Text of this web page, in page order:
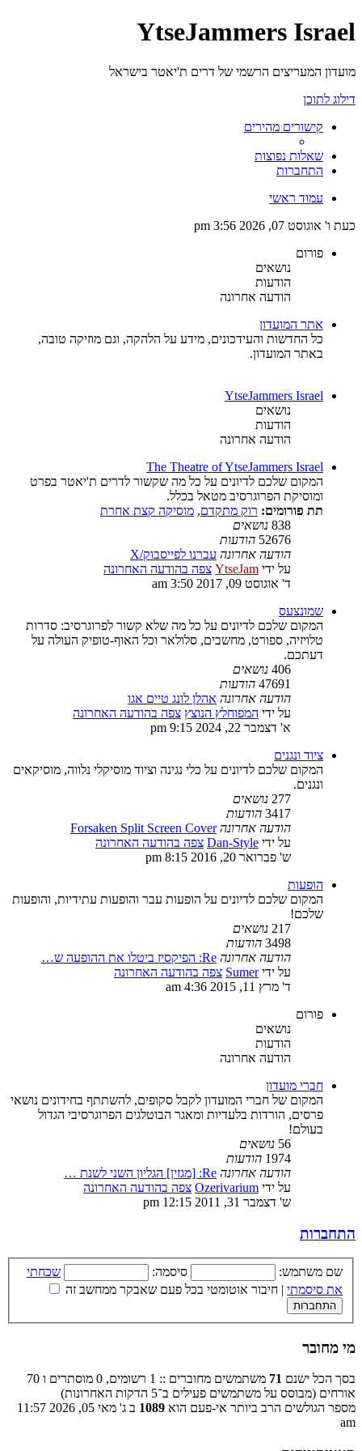
YtseJammers Israel
מועדון המעריצים הרשמי של דרים ת'יאטר בישראל
דילוג לתוכן
קישורים מהירים
שאלות נפוצות
התחברות
עמוד ראשי
כעת ו' אוגוסט 07, 2026 3:56 pm
פורום
נושאים
הודעות
הודעה אחרונה
אתר המועדון
כל החדשות והעידכונים, מידע על הלהקה, וגם מוזיקה טובה,
באתר המועדון.
YtseJammers Israel
נושאים
הודעות
הודעה אחרונה
The Theatre of YtseJammers Israel
המקום שלכם לדיונים על כל מה שקשור לדרים ת'יאטר בפרט
ומוסיקת הפרוגרסיב מטאל בכלל.
תת פורומים: רוק מתקדם, מוסיקה קצת אחרת
838 נושאים
52676 הודעות
הודעה אחרונה עברנו לפייסבוק/X
על ידי YtseJam צפה בהודעה האחרונה
ד' אוגוסט 09, 2017 3:50 am
שמונצעס
המקום שלכם לדיונים על כל מה שלא קשור לפרוגרסיב: סדרות
טלויזיה, ספורט, מחשבים, סלולאר וכל האוף-טופיק העולה על
דעתכם.
406 נושאים
47691 הודעות
הודעה אחרונה אהלן לונג טיים אגו
על ידי המפוחלץ הנוצץ צפה בהודעה האחרונה
א' דצמבר 22, 2024 9:15 pm
ציוד ונגנים
המקום שלכם לדיונים על כלי נגינה וציוד מוסיקלי נלווה, מוסיקאים
ונגנים.
277 נושאים
3417 הודעות
הודעה אחרונה Forsaken Split Screen Cover
על ידי Dan-Style צפה בהודעה האחרונה
ש' פברואר 20, 2016 8:15 pm
הופעות
המקום שלכם לדיונים על הופעות עבר והופעות עתידיות, והופעות
שלכם!
217 נושאים
3498 הודעות
הודעה אחרונה Re: הפיקסיז ביטלו את ההופעה ש…
על ידיSumer צפה בהודעה האחרונה
ד' מרץ 11, 2015 4:36 am
פורום
נושאים
הודעות
הודעה אחרונה
חברי מועדון
המקום של חברי המועדון לקבל סקופים, להשתתף בחידונים נושאי
פרסים, הורדות בלעדיות ומאגר הבוטלגים הפרוגרסיבי הגדול
בעולם!
56 נושאים
1974 הודעות
הודעה אחרונה Re: [מגזין] הגליון השני לשנת …
על ידי Ozerivarium צפה בהודעה האחרונה
ש' דצמבר 31, 2011 12:15 pm
התחברות
שם משתמש: סיסמה:
שכחתי
את סיסמתי | חיבור אוטומטי בכל פעם שאבקר ממחשב זה
מי מחובר
בסך הכל ישנם 71
משתמשים מחוברים :: 1 רשומים, 0 מוסתרים ו 70
אורחים (מבוסס על משתמשים פעילים ב־5 הדקות האחרונות)
מספר הגולשים הרב ביותר אי-פעם הוא 1089
ב ג' מאי 05, 2026 11:57
am